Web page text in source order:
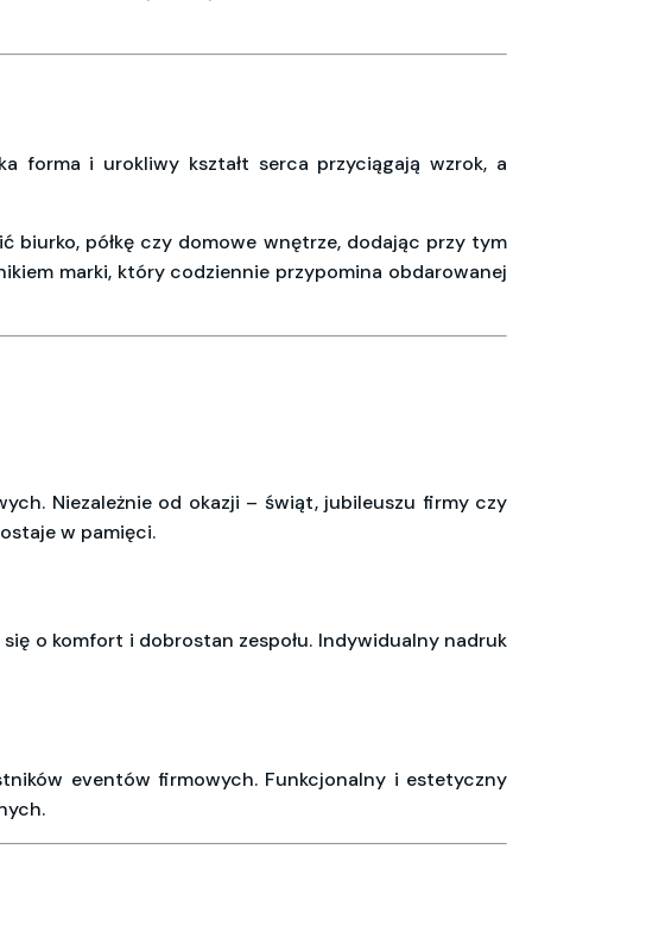
forma i urokliwy kształt serca przyciągają wzrok, a
biurko, półkę czy domowe wnętrze, dodając przy tym
marki, który codziennie przypomina obdarowanej
Niezależnie od okazji – świąt, jubileuszu firmy czy
w pamięci.
o komfort i dobrostan zespołu. Indywidualny nadruk
eventów firmowych. Funkcjonalny i estetyczny